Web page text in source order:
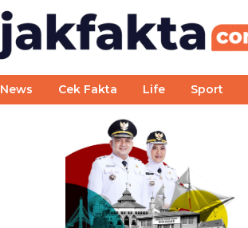
News Cek Fakta Life Sport